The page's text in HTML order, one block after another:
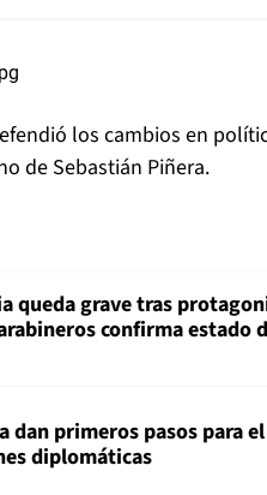
los cambios en
de Sebastián Piñera.
queda grave tras
confirma estado
dan primeros pasos para el
diplomáticas